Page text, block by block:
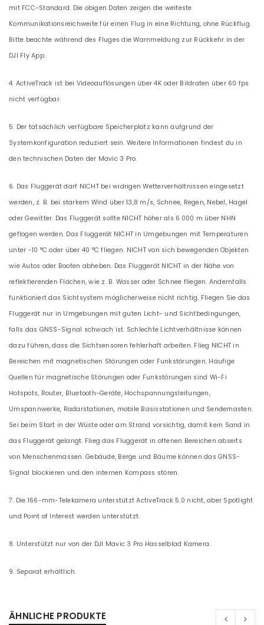
mit FCC-Standard. Die obigen Daten zeigen die weiteste
Kommunikationsreichweite für einen Flug in eine Richtung, ohne Rückflug.
Bitte beachte während des Fluges die Warnmeldung zur Rückkehr in der
DJI Fly App.
4. ActiveTrack ist bei Videoauflösungen über 4K oder Bildraten über 60 fps
nicht verfügbar.
5. Der tatsächlich verfügbare Speicherplatz kann aufgrund der
Systemkonfiguration reduziert sein. Weitere Informationen findest du in
den technischen Daten der Mavic 3 Pro.
6. Das Fluggerät darf NICHT bei widrigen Wetterverhältnissen eingesetzt
werden, z. B. bei starkem Wind über 13,8 m/s, Schnee, Regen, Nebel, Hagel
oder Gewitter. Das Fluggerät sollte NICHT höher als 6.000 m über NHN
geflogen werden. Das Fluggerät NICHT in Umgebungen mit Temperaturen
unter -10 °C oder über 40 °C fliegen. NICHT von sich bewegenden Objekten
wie Autos oder Booten abheben. Das Fluggerät NICHT in der Nähe von
reflektierenden Flächen, wie z. B. Wasser oder Schnee fliegen. Andernfalls
funktioniert das Sichtsystem möglicherweise nicht richtig. Fliegen Sie das
Fluggerät nur in Umgebungen mit guten Licht- und Sichtbedingungen,
falls das GNSS-Signal schwach ist. Schlechte Lichtverhältnisse können
dazu führen, dass die Sichtsensoren fehlerhaft arbeiten. Flieg NICHT in
Bereichen mit magnetischen Störungen oder Funkstörungen. Häufige
Quellen für magnetische Störungen oder Funkstörungen sind Wi-Fi
Hotspots, Router, Bluetooth-Geräte, Hochspannungsleitungen,
Umspannwerke, Radarstationen, mobile Basisstationen und Sendemasten.
Sei beim Start in der Wüste oder am Strand vorsichtig, damit kein Sand in
das Fluggerät gelangt. Flieg das Fluggerät in offenen Bereichen abseits
von Menschenmassen. Gebäude, Berge und Bäume können das GNSS-
Signal blockieren und den internen Kompass stören.
7. Die 166-mm-Telekamera unterstützt ActiveTrack 5.0 nicht, aber Spotlight
und Point of Interest werden unterstützt.
8. Unterstützt nur von der DJI Mavic 3 Pro Hasselblad Kamera.
9. Separat erhältlich.
ÄHNLICHE PRODUKTE